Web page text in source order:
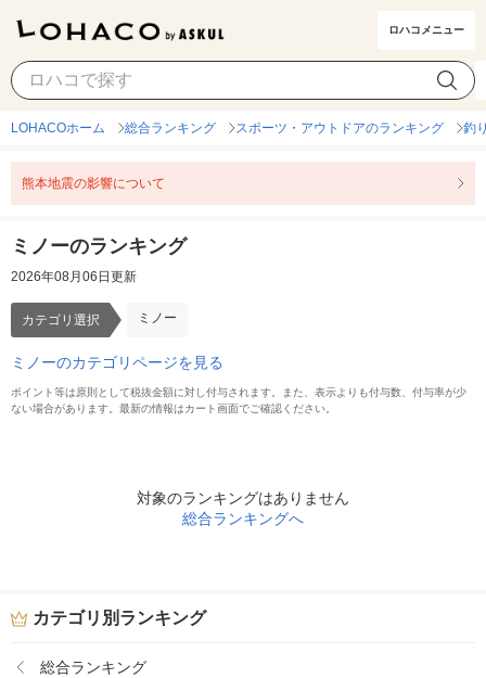
ロハコメニュー
ミノー カテゴリ選択
LOHACOホーム 総合ランキング スポーツ・アウトドアのランキング 釣
熊本地震の影響について
ミノーのランキング
2026年08月06日更新
カテゴリ選択 ミノー
ミノーのカテゴリページを見る
ポイント等は原則として税抜金額に対し付与されます。また、表示よりも付与数、付与率が少
ない場合があります。最新の情報はカート画面でご確認ください。
対象のランキングはありません
総合ランキングへ
カテゴリ別ランキング
総合ランキング